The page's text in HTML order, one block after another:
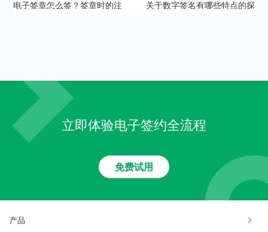
电子签章怎么签？签章时的注
关于数字签名有哪些特点的探
立即体验电子签约全流程
免费试用
产品